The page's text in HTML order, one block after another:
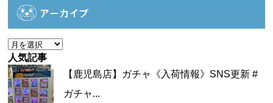
アーカイブ
ア
ー
カ
イ
ブ
人気記事
【鹿児島店】ガチャ《入荷情報》SNS更新 #
ガチャ...